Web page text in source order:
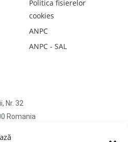
Politica fisierelor
cookies
ANPC
ANPC - SAL
Nr. 32
Romania